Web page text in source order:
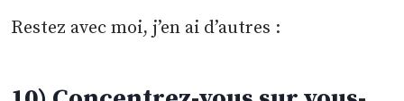
Restez avec moi, j’en ai d’autres :